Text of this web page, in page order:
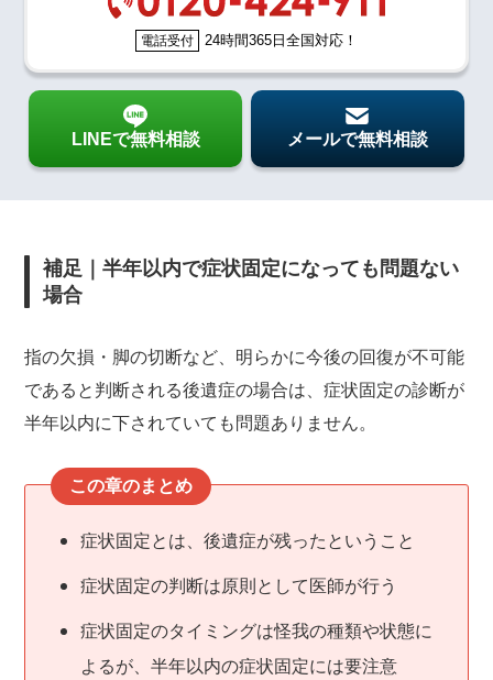
電話受付 24時間365日全国対応！
LINEで無料相談 メールで無料相談
補足｜半年以内で症状固定になっても問題ない
場合
指の欠損・脚の切断など、明らかに今後の回復が不可能
であると判断される後遺症の場合は、症状固定の診断が
半年以内に下されていても問題ありません。
この章のまとめ
症状固定とは、後遺症が残ったということ
症状固定の判断は原則として医師が行う
症状固定のタイミングは怪我の種類や状態に
よるが、半年以内の症状固定には要注意